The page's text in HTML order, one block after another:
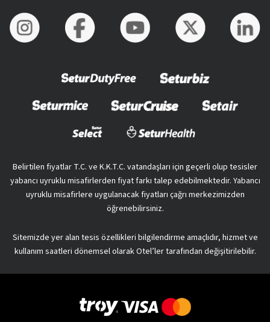
Belirtilen fiyatlar T.C. ve K.K.T.C. vatandaşları için geçerli olup tesisler
yabancı uyruklu misafirlerden fiyat farkı talep edebilmektedir. Yabancı
uyruklu misafirlere uygulanacak fiyatları çağrı merkezimizden
öğrenebilirsiniz.
Sitemizde yer alan tesis özellikleri bilgilendirme amaçlıdır, hizmet ve
kullanım saatleri dönemsel olarak Otel’ler tarafından değişitirilebilir.